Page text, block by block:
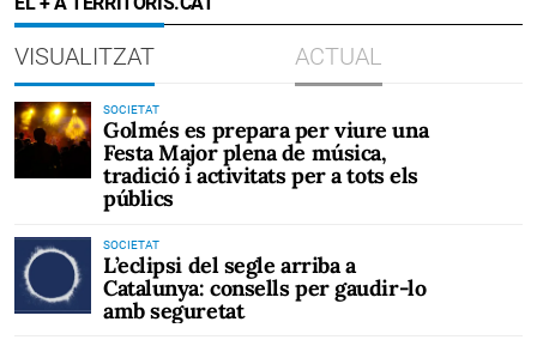
VISUALITZAT ACTUAL
SOCIETAT
Golmés es prepara per viure una
Festa Major plena de música,
tradició i activitats per a tots els
públics
SOCIETAT
L’eclipsi del segle arriba a
Catalunya: consells per gaudir-lo
amb seguretat